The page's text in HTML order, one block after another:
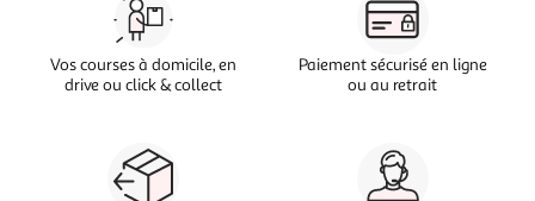
Vos courses à domicile, en
drive ou click & collect
Paiement sécurisé en ligne
ou au retrait